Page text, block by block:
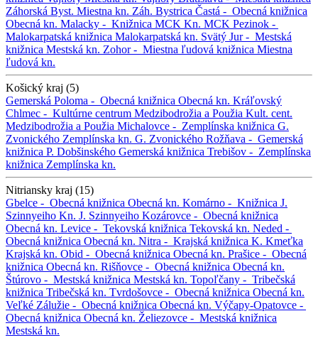
Záhorská Byst. Miestna kn. Záh. Bystrica Častá - Obecná knižnica
Obecná kn. Malacky - Knižnica MCK Kn. MCK Pezinok -
Malokarpatská knižnica Malokarpatská kn. Svätý Jur - Mestská
knižnica Mestská kn. Zohor - Miestna ľudová knižnica Miestna
ľudová kn.
Košický kraj (5)
Gemerská Poloma - Obecná knižnica Obecná kn. Kráľovský
Chlmec - Kultúrne centrum Medzibodrožia a Použia Kult. cent.
Medzibodrožia a Použia Michalovce - Zemplínska knižnica G.
Zvonického Zemplínska kn. G. Zvonického Rožňava - Gemerská
knižnica P. Dobšinského Gemerská knižnica Trebišov - Zemplínska
knižnica Zemplínska kn.
Nitriansky kraj (15)
Gbelce - Obecná knižnica Obecná kn. Komárno - Knižnica J.
Szinnyeiho Kn. J. Szinnyeiho Kozárovce - Obecná knižnica
Obecná kn. Levice - Tekovská knižnica Tekovská kn. Neded -
Obecná knižnica Obecná kn. Nitra - Krajská knižnica K. Kmeťka
Krajská kn. Obid - Obecná knižnica Obecná kn. Prašice - Obecná
knižnica Obecná kn. Rišňovce - Obecná knižnica Obecná kn.
Štúrovo - Mestská knižnica Mestská kn. Topoľčany - Tribečská
knižnica Tribečská kn. Tvrdošovce - Obecná knižnica Obecná kn.
Veľké Zálužie - Obecná knižnica Obecná kn. Výčapy-Opatovce -
Obecná knižnica Obecná kn. Želiezovce - Mestská knižnica
Mestská kn.